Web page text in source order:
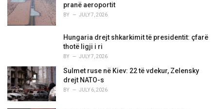
pranë aeroportit
BY JULY 7, 2026
Hungaria drejt shkarkimit të presidentit: çfarë
thotë ligji i ri
BY JULY 7, 2026
Sulmet ruse në Kiev: 22 të vdekur, Zelensky
drejt NATO-s
BY JULY 6, 2026